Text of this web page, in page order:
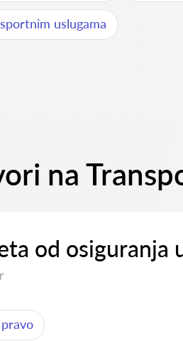
uslugama
na
od osiguranja